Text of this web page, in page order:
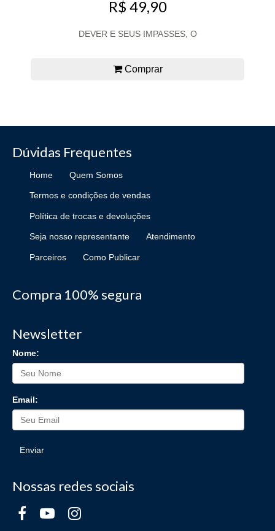
R$ 49,90
DEVER E SEUS IMPASSES, O
Comprar
Dúvidas Frequentes
Home Quem Somos
Termos e condições de vendas
Política de trocas e devoluções
Seja nosso representante Atendimento
Parceiros Como Publicar
Compra 100% segura
Newsletter
Nome:
Email:
Enviar
Nossas redes sociais